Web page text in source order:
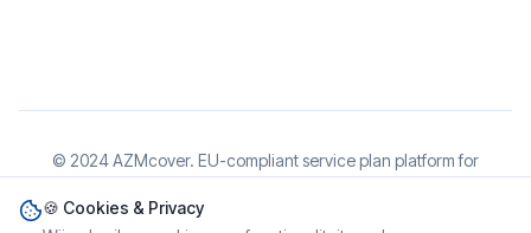
🍪 Cookies & Privacy
© 2024 AZMcover. EU-compliant service plan platform for
electronics and jewelry.
Cookieverklaring• Cookie-instellingen